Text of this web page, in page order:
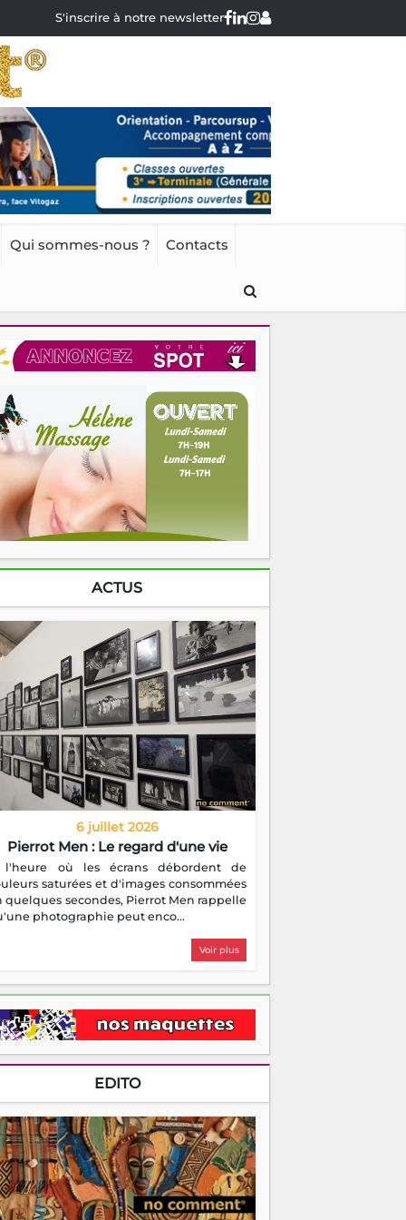
S'inscrire à notre newsletter
Qui sommes-nous ? Contacts
ACTUS
6 juillet 2026
Pierrot Men : Le regard d'une vie
l'heure où les écrans débordent de
saturées et d'images consommées
quelques secondes, Pierrot Men rappelle
photographie peut enco...
Voir plus
EDITO